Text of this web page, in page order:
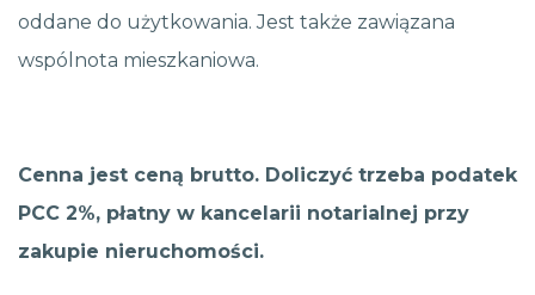
oddane do użytkowania. Jest także zawiązana
wspólnota mieszkaniowa.
Cenna jest ceną brutto. Doliczyć trzeba podatek
PCC 2%, płatny w kancelarii notarialnej przy
zakupie nieruchomości.